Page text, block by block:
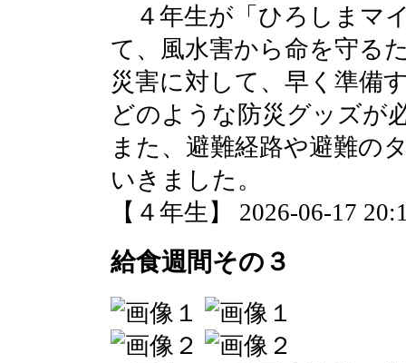
４年生が「ひろしまマ
て、風水害から命を守る
災害に対して、早く準備
どのような防災グッズが
また、避難経路や避難の
いきました。
【４年生】 2026-06-17
給食週間その３